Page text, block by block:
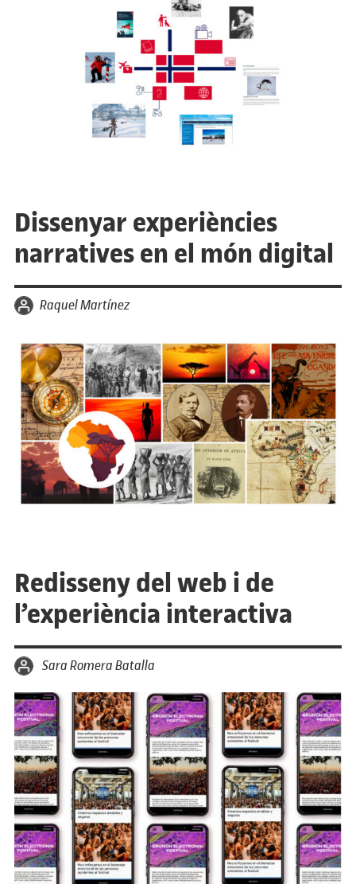
Dissenyar experiències
narratives en el món digital
per Raquel Martínez
Redisseny del web i de
l’experiència interactiva
per Sara Romera Batalla